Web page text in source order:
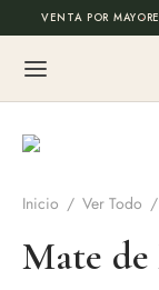
Inicio / Ver Todo /
Mate
VENTA POR MAYOR
Back
Mate
Back